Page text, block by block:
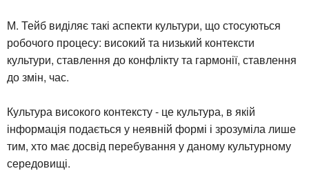
М. Тейб виділяє такі аспекти культури, що стосуються
робочого процесу: високий та низький контексти
культури, ставлення до конфлікту та гармонії, ставлення
до змін, час.
Культура високого контексту - це культура, в якій
інформація подається у неявній формі і зрозуміла лише
тим, хто має досвід перебування у даному культурному
середовищі.